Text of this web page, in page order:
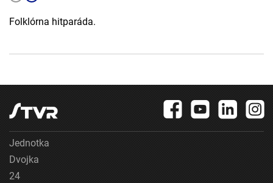
Folklórna hitparáda.
Jednotka
Dvojka
24